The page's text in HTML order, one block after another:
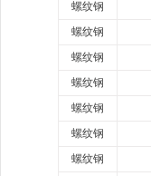
螺纹钢
螺纹钢
螺纹钢
螺纹钢
螺纹钢
螺纹钢
螺纹钢